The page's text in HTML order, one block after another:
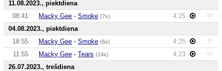
11.08.2023., piektdiena
08:41
Macky Gee -Smoke (7x)
4:25
04.08.2023., piektdiena
18:55
Macky Gee -Smoke (6x)
4:25
11:55
Macky Gee -Tears (14x)
4:23
26.07.2023., trešdiena